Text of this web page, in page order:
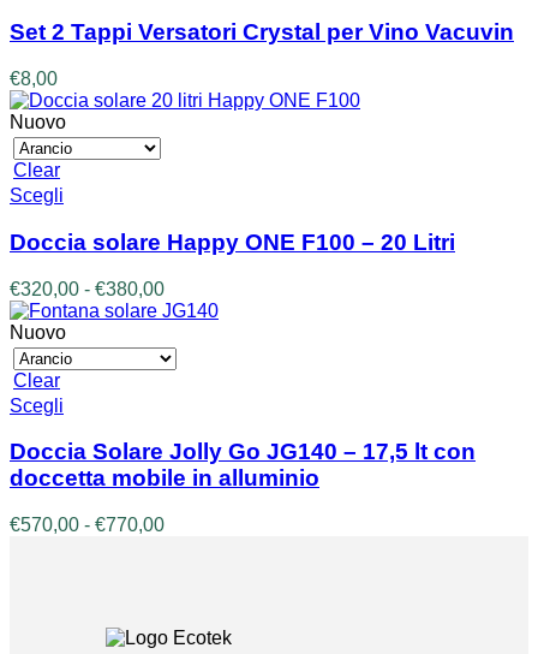
Set 2 Tappi Versatori Crystal per Vino Vacuvin
€8,00
Nuovo
Clear
Scegli
ha
più
varianti.
Le
opzioni
possono
essere
nella
del
prodotto
Doccia solare Happy ONE F100 – 20 Litri
€320,00 - €380,00Fascia
di
da
€320,00
Nuovo
Clear
Scegli
ha
più
varianti.
Le
opzioni
pagina
Doccia Solare Jolly Go JG140 – 17,5 lt con
doccetta mobile in alluminio
€570,00 - €770,00Fascia
a